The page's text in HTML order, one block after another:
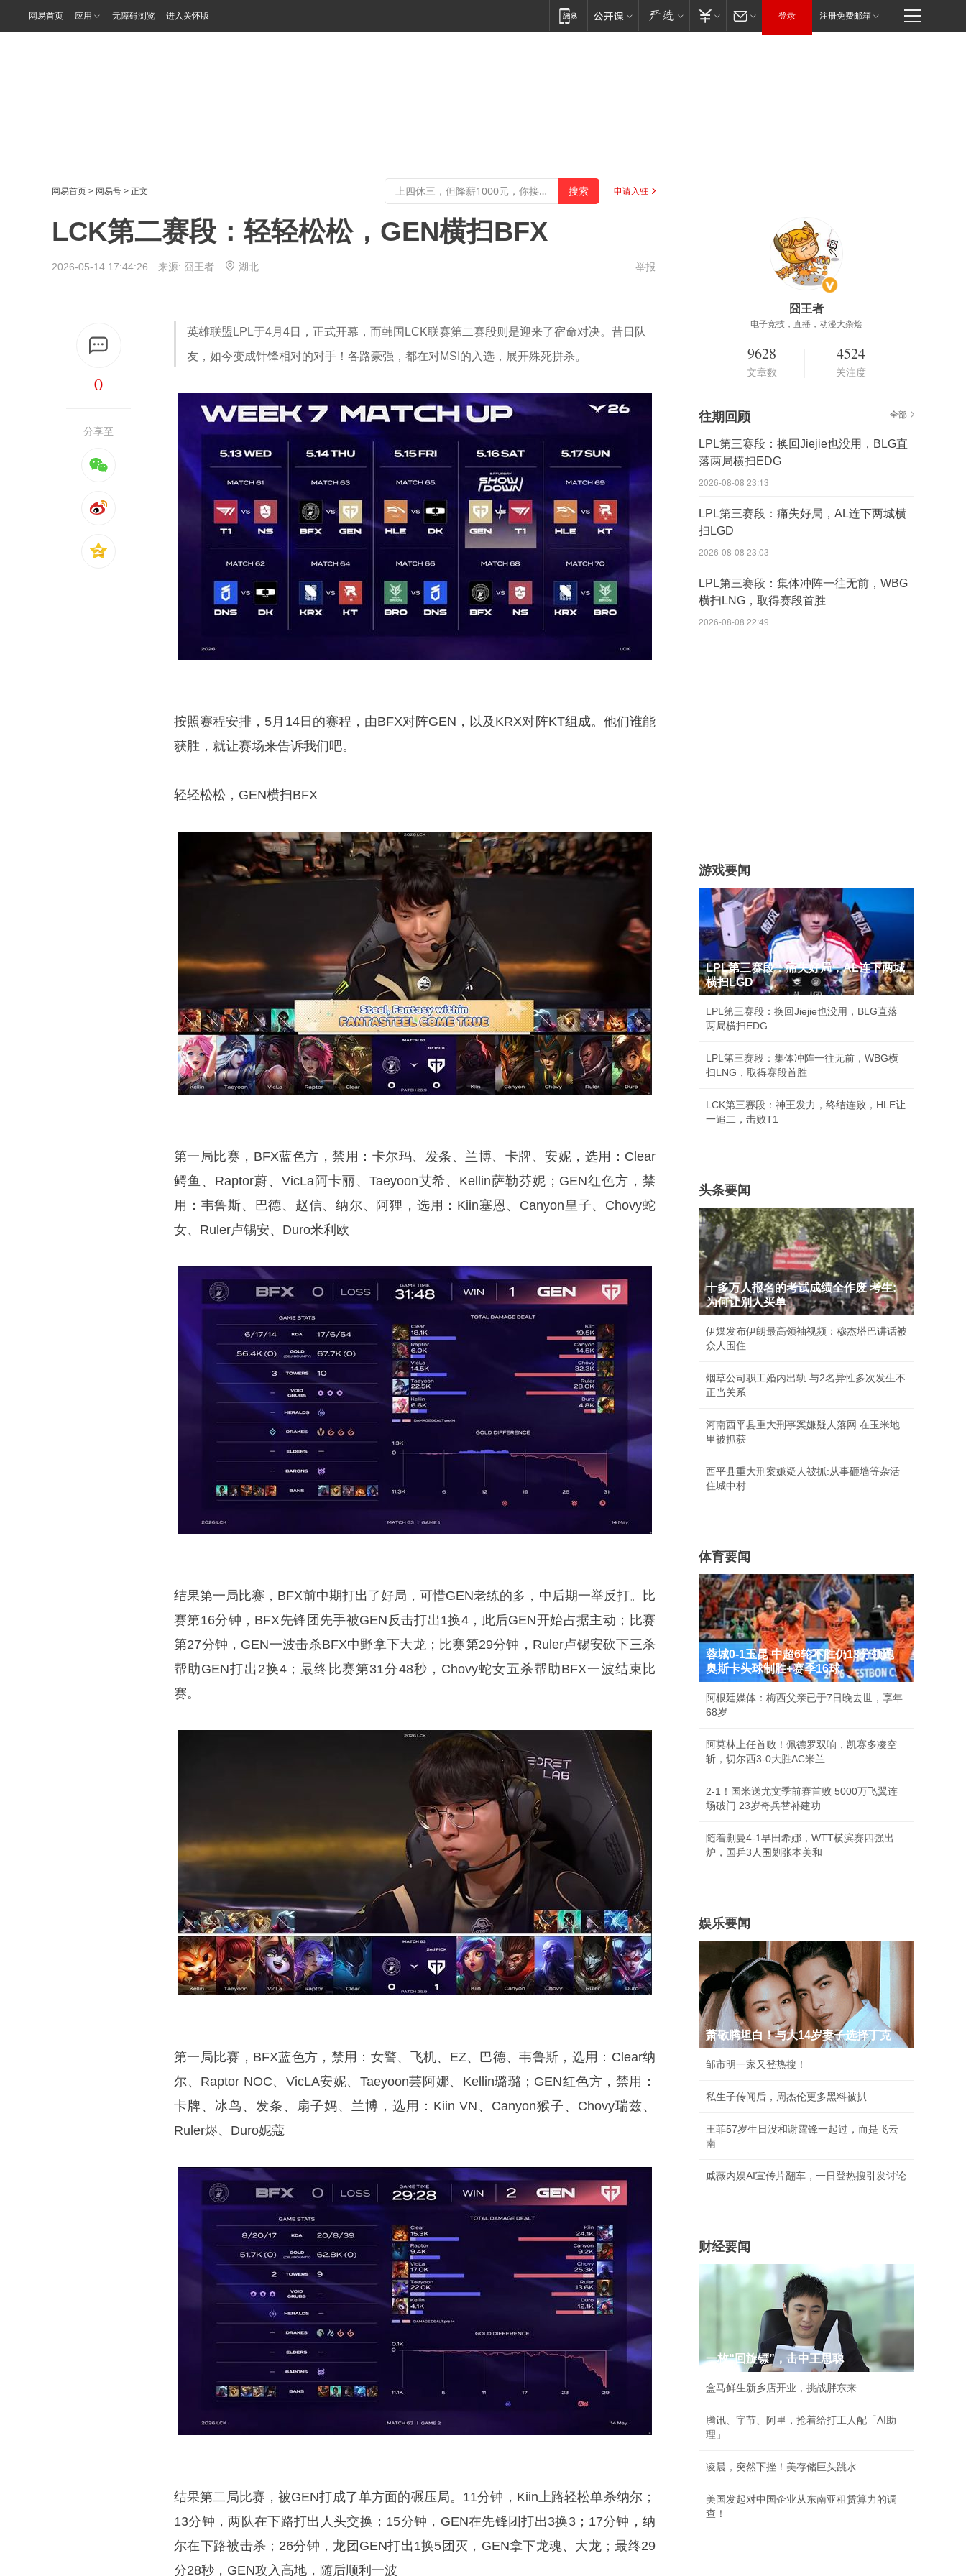
网易首页 应用 无障碍浏览 进入关怀版 登录 注册免费邮箱
网易首页 > 网易号 > 正文 申请入驻
LCK第二赛段：轻轻松松，GEN横扫BFX
2026-05-14 17:44:26 来源: 囧王者 湖北 举报
0
分享至
英雄联盟LPL于4月4日，正式开幕，而韩国LCK联赛第二赛段则是迎来了宿命对决。昔日队
友，如今变成针锋相对的对手！各路豪强，都在对MSI的入选，展开殊死拼杀。
按照赛程安排，5月14日的赛程，由BFX对阵GEN，以及KRX对阵KT组成。他们谁能
获胜，就让赛场来告诉我们吧。
轻轻松松，GEN横扫BFX
第一局比赛，BFX蓝色方，禁用：卡尔玛、发条、兰博、卡牌、安妮，选用：Clear
鳄鱼、Raptor蔚、VicLa阿卡丽、Taeyoon艾希、Kellin萨勒芬妮；GEN红色方，禁
用：韦鲁斯、巴德、赵信、纳尔、阿狸，选用：Kiin塞恩、Canyon皇子、Chovy蛇
女、Ruler卢锡安、Duro米利欧
结果第一局比赛，BFX前中期打出了好局，可惜GEN老练的多，中后期一举反打。比
赛第16分钟，BFX先锋团先手被GEN反击打出1换4，此后GEN开始占据主动；比赛
第27分钟，GEN一波击杀BFX中野拿下大龙；比赛第29分钟，Ruler卢锡安砍下三杀
帮助GEN打出2换4；最终比赛第31分48秒，Chovy蛇女五杀帮助BFX一波结束比
赛。
第一局比赛，BFX蓝色方，禁用：女警、飞机、EZ、巴德、韦鲁斯，选用：Clear纳
尔、Raptor NOC、VicLA安妮、Taeyoon芸阿娜、Kellin璐璐；GEN红色方，禁用：
卡牌、冰鸟、发条、扇子妈、兰博，选用：Kiin VN、Canyon猴子、Chovy瑞兹、
Ruler烬、Duro妮蔻
结果第二局比赛，被GEN打成了单方面的碾压局。11分钟，Kiin上路轻松单杀纳尔；
13分钟，两队在下路打出人头交换；15分钟，GEN在先锋团打出3换3；17分钟，纳
尔在下路被击杀；26分钟，龙团GEN打出1换5团灭，GEN拿下龙魂、大龙；最终29
分28秒，GEN攻入高地，随后顺利一波
囧王者
电子竞技，直播，动漫大杂烩
9628
文章数
4524
关注度
往期回顾 全部
LPL第三赛段：换回Jiejie也没用，BLG直
落两局横扫EDG
2026-08-08 23:13
LPL第三赛段：痛失好局，AL连下两城横
扫LGD
2026-08-08 23:03
LPL第三赛段：集体冲阵一往无前，WBG
横扫LNG，取得赛段首胜
2026-08-08 22:49
游戏要闻
LPL第三赛段：痛失好局，AL连下两城
横扫LGD
LPL第三赛段：换回Jiejie也没用，BLG直落
两局横扫EDG
LPL第三赛段：集体冲阵一往无前，WBG横
扫LNG，取得赛段首胜
LCK第三赛段：神王发力，终结连败，HLE让
一追二，击败T1
头条要闻
十多万人报名的考试成绩全作废 考生:
为何让别人买单
伊媒发布伊朗最高领袖视频：穆杰塔巴讲话被
众人围住
烟草公司职工婚内出轨 与2名异性多次发生不
正当关系
河南西平县重大刑事案嫌疑人落网 在玉米地
里被抓获
西平县重大刑案嫌疑人被抓:从事砸墙等杂活
住城中村
体育要闻
蓉城0-1玉昆 中超6轮不胜仍13分领跑
奥斯卡头球制胜+赛季16球
阿根廷媒体：梅西父亲已于7日晚去世，享年
68岁
阿莫林上任首败！佩德罗双响，凯赛多凌空
斩，切尔西3-0大胜AC米兰
2-1！国米送尤文季前赛首败 5000万飞翼连
场破门 23岁奇兵替补建功
随着蒯曼4-1早田希娜，WTT横滨赛四强出
炉，国乒3人围剿张本美和
娱乐要闻
萧敬腾坦白！与大14岁妻子选择丁克
邹市明一家又登热搜！
私生子传闻后，周杰伦更多黑料被扒
王菲57岁生日没和谢霆锋一起过，而是飞云
南
戚薇内娱AI宣传片翻车，一日登热搜引发讨论
财经要闻
一枚“回旋镖”，击中王思聪
盒马鲜生新乡店开业，挑战胖东来
腾讯、字节、阿里，抢着给打工人配「AI助
理」
凌晨，突然下挫！美存储巨头跳水
美国发起对中国企业从东南亚租赁算力的调
查！